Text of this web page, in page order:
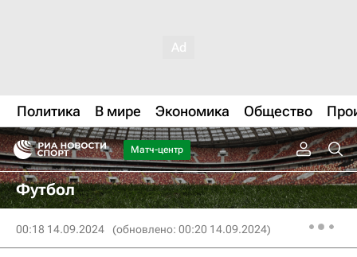
Политика В мире Экономика Общество
Матч-центр
Футбол
00:18 14.09.2024 (обновлено: 00:20 14.09.2024)